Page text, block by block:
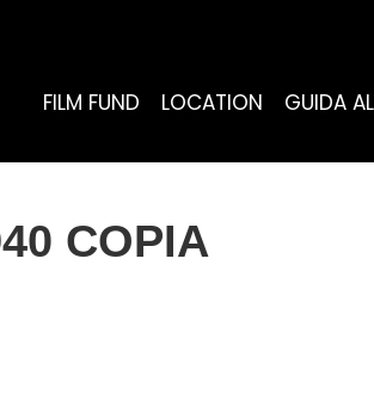
FILM FUND LOCATION GUIDA
COPIA